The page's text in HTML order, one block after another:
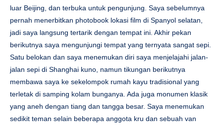
luar Beijing, dan terbuka untuk pengunjung. Saya sebelumnya
pernah menerbitkan photobook lokasi film di Spanyol selatan,
jadi saya langsung tertarik dengan tempat ini. Akhir pekan
berikutnya saya mengunjungi tempat yang ternyata sangat sepi.
Satu belokan dan saya menemukan diri saya menjelajahi jalan-
jalan sepi di Shanghai kuno, namun tikungan berikutnya
membawa saya ke sekelompok rumah kayu tradisional yang
terletak di samping kolam bunganya. Ada juga monumen klasik
yang aneh dengan tiang dan tangga besar. Saya menemukan
sedikit teman selain beberapa anggota kru dan sebuah van